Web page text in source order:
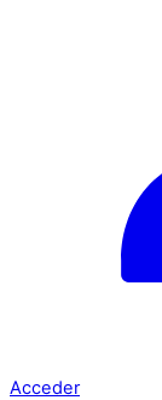
Acceder